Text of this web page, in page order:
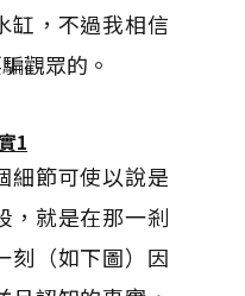
缸，不過我相信
觀眾的。
細節可使以說是
，就是在那一剎
刻（如下圖）因